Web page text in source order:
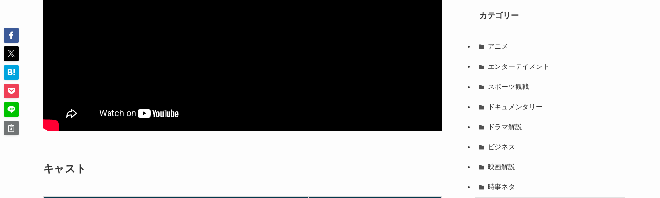
キャスト
カテゴリー
アニメ
エンターテイメント
スポーツ観戦
ドキュメンタリー
ドラマ解説
ビジネス
映画解説
時事ネタ